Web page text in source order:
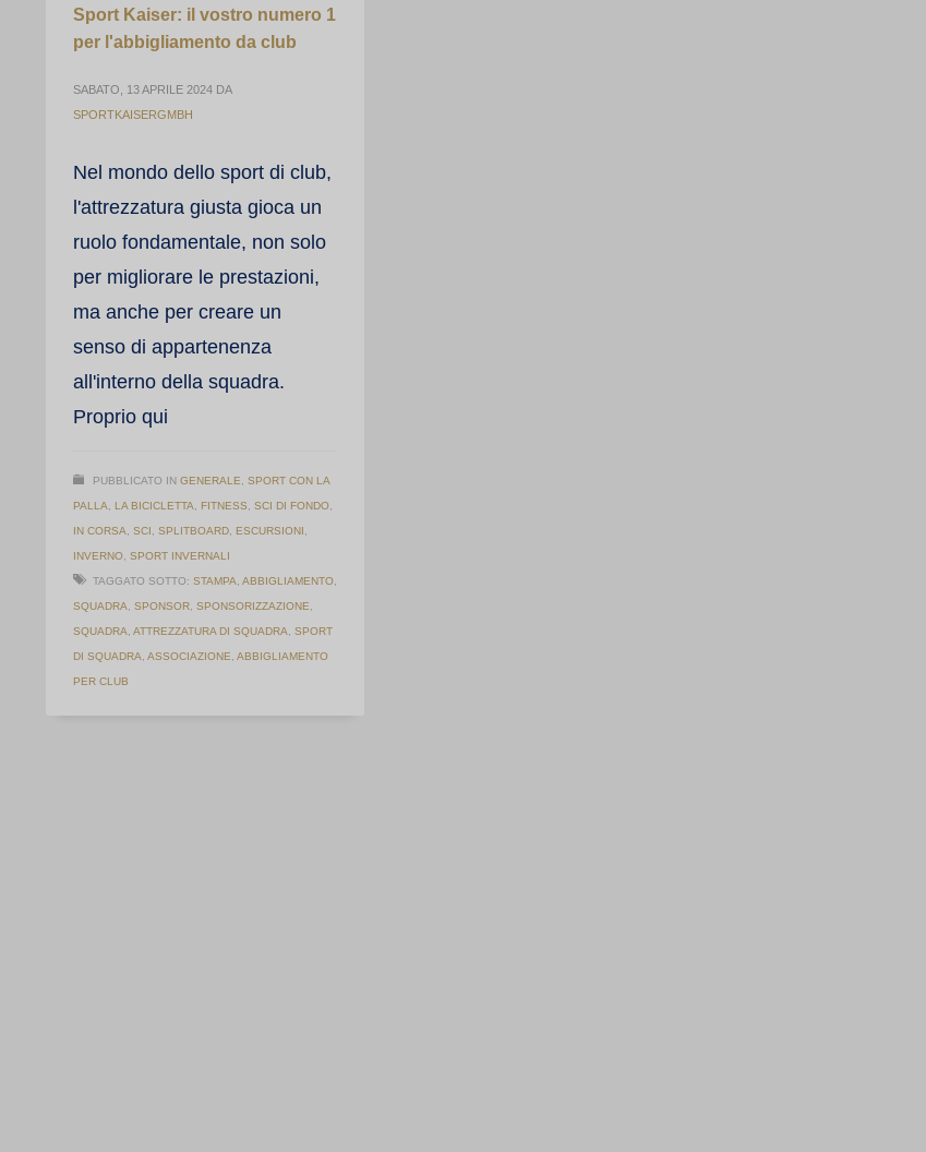
Sport Kaiser: il vostro numero 1
per l'abbigliamento da club
SABATO, 13 APRILE 2024 DA
SPORTKAISERGMBH
Nel mondo dello sport di club,
l'attrezzatura giusta gioca un
ruolo fondamentale, non solo
per migliorare le prestazioni,
ma anche per creare un
senso di appartenenza
all'interno della squadra.
Proprio qui
PUBBLICATO IN GENERALE SPORT CON LA
PALLA LA BICICLETTA FITNESS SCI DI FONDO
IN CORSA SCI SPLITBOARD ESCURSIONI
INVERNO SPORT INVERNALI
TAGGATO SOTTO: STAMPA ABBIGLIAMENTO
SQUADRA SPONSOR SPONSORIZZAZIONE
SQUADRA ATTREZZATURA DI SQUADRA SPORT
DI SQUADRA ASSOCIAZIONE ABBIGLIAMENTO
PER CLUB